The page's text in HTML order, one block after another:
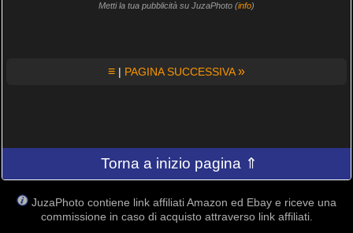
Metti la tua pubblicità su JuzaPhoto (info)
≡ | PAGINA SUCCESSIVA»
Torna a inizio pagina ⇑
JuzaPhoto contiene link affiliati Amazon ed Ebay e riceve una
commissione in caso di acquisto attraverso link affiliati.